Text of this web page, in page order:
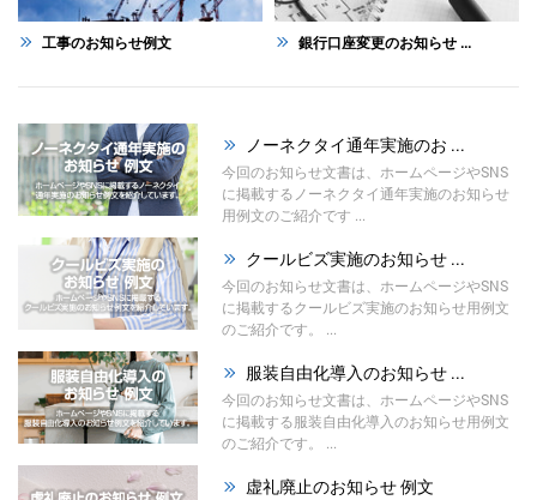
工事のお知らせ例文 銀行口座変更のお知らせ ...
ノーネクタイ通年実施のお ...
今回のお知らせ文書は、ホームページやSNS
に掲載するノーネクタイ通年実施のお知らせ
用例文のご紹介です ...
クールビズ実施のお知らせ ...
今回のお知らせ文書は、ホームページやSNS
に掲載するクールビズ実施のお知らせ用例文
のご紹介です。 ...
服装自由化導入のお知らせ ...
今回のお知らせ文書は、ホームページやSNS
に掲載する服装自由化導入のお知らせ用例文
のご紹介です。 ...
虚礼廃止のお知らせ 例文